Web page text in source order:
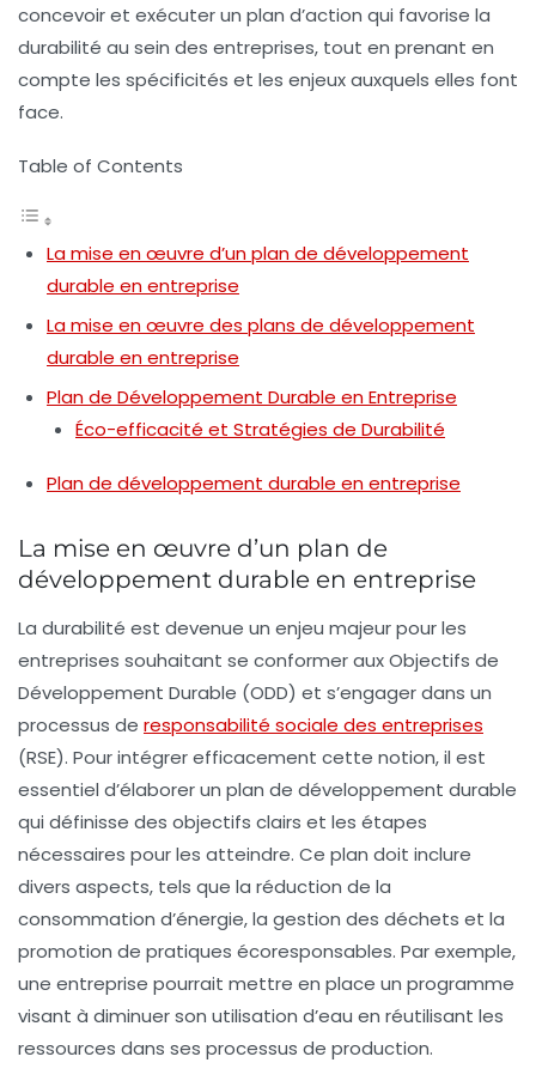
concevoir et exécuter un plan d’action qui favorise la
durabilité au sein des entreprises, tout en prenant en
compte les spécificités et les enjeux auxquels elles font
face.
Table of Contents
La mise en œuvre d’un plan de développement
durable en entreprise
La mise en œuvre des plans de développement
durable en entreprise
Plan de Développement Durable en Entreprise
Éco-efficacité et Stratégies de Durabilité
Plan de développement durable en entreprise
La mise en œuvre d’un plan de
développement durable en entreprise
La durabilité est devenue un enjeu majeur pour les
entreprises souhaitant se conformer auxObjectifs de
Développement Durable (ODD) et s’engager dans un
processus de responsabilité sociale des entreprises
(RSE). Pour intégrer efficacement cette notion, il est
essentiel d’élaborer un plan de développement durable
qui définisse des objectifs clairs et les étapes
nécessaires pour les atteindre. Ce plan doit inclure
divers aspects, tels que la réduction de la
consommation d’énergie, la gestion des déchets et la
promotion de pratiques écoresponsables. Par exemple,
une entreprise pourrait mettre en place un programme
visant à diminuer son utilisation d’eau en réutilisant les
ressources dans ses processus de production.